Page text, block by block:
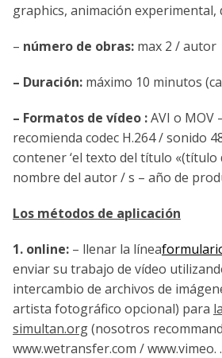
graphics, animación
– número de obras: max 2 / autor
– Duración: máximo 10 minutos
– Formatos de vídeo :AVI o MOV
recomienda codec H.264 / sonido
contener ‘el texto del título «(título
nombre del autor / s – año de
Los métodos de aplicación
1. online: – llenar la línea
enviar su trabajo de vídeo
intercambio de archivos de
artista fotográfico opcional) para
simultan.org(nosotros recommand
www.wetransfer.com / www.vimeo.